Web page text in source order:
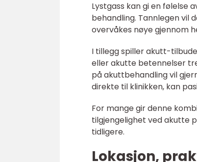
Lystgass kan gi en følelse
behandling. Tannlegen vil
overvåkes nøye gjennom
I tillegg spiller akutt-
eller akutte betennelser
på akuttbehandling vil
direkte til klinikken, kan
For mange gir denne
tilgjengelighet ved akutte
tidligere.
Lokasjon,